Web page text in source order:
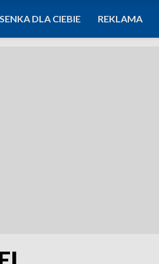
DLA CIEBIE REKLAMA